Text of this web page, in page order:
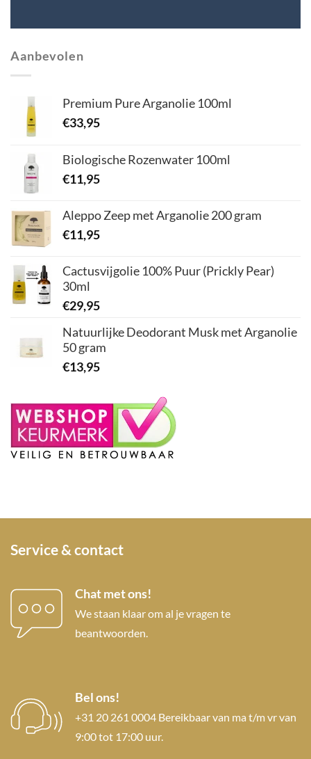
Aanbevolen
Premium Pure Arganolie 100ml
€33,95
Biologische Rozenwater 100ml
€11,95
Aleppo Zeep met Arganolie 200 gram
€11,95
Cactusvijgolie 100% Puur (Prickly Pear)
30ml
€29,95
Natuurlijke Deodorant Musk met Arganolie
50 gram
€13,95
Service & contact
Chat met ons!
We staan klaar om al je vragen te
beantwoorden.
Bel ons!
+31 20 261 0004 Bereikbaar van ma t/m vr van
9:00 tot 17:00 uur.